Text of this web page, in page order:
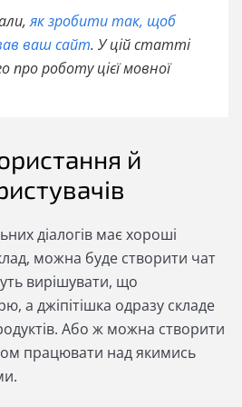
як зробити так, щоб
ваш сайт. У цій статті
про роботу цієї мовної
й
діалогів має хороші
можна буде створити чат
вирішувати, що
а джіпітішка одразу складе
Або ж можна створити
працювати над якимись